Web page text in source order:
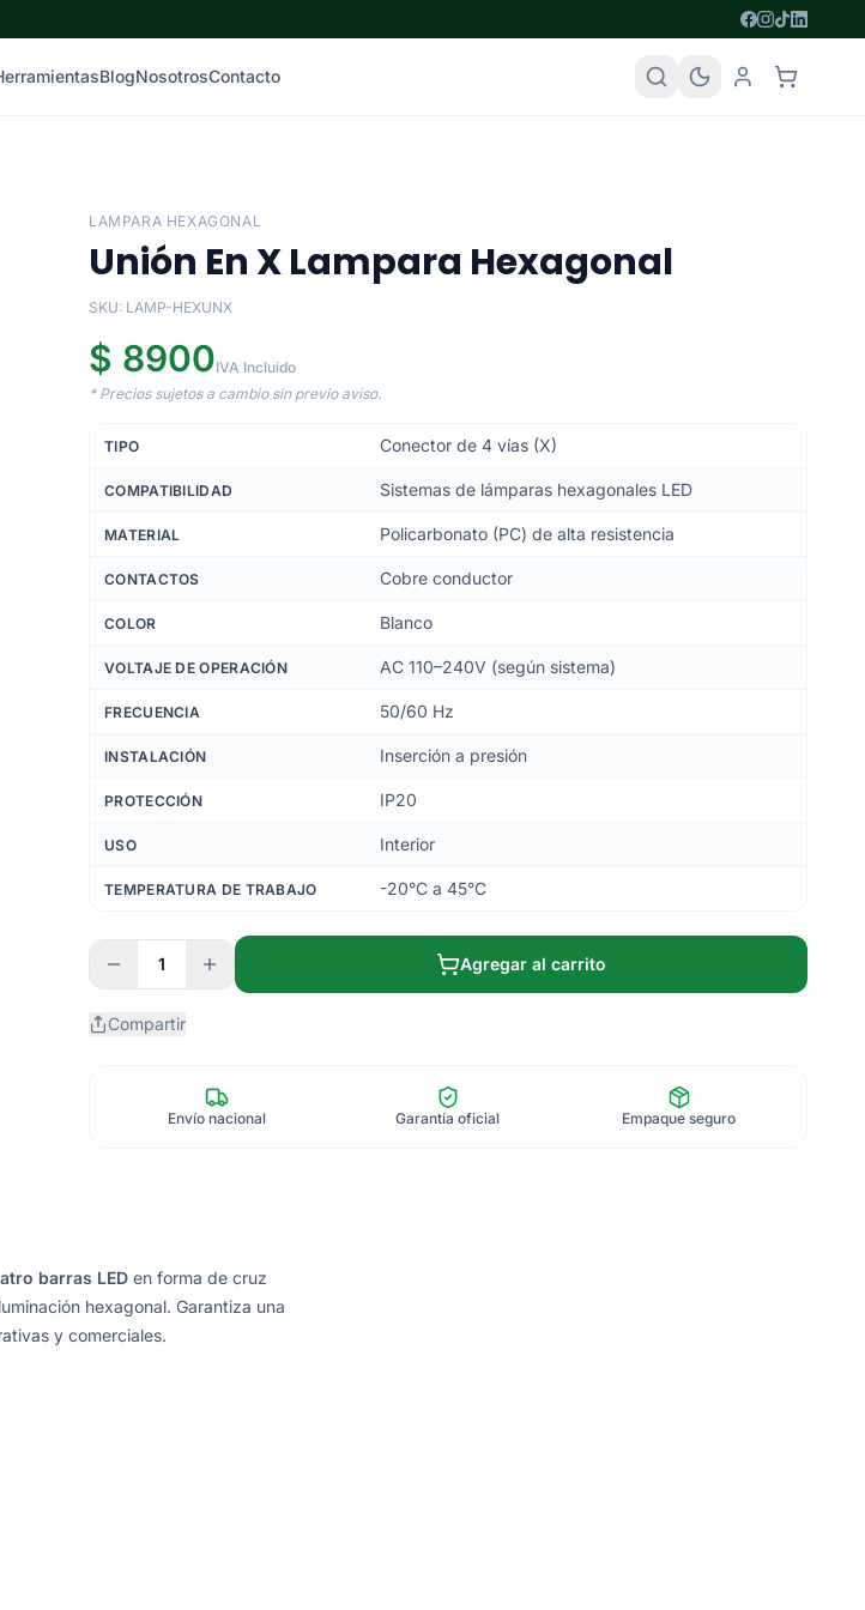
BlogNosotrosContacto
LAMPARA HEXAGONAL
Unión En X Lampara Hexagonal
SKU: LAMP-HEXUNX
$ 8900IVA Incluido
* Precios sujetos a cambio sin previo aviso.
TIPO Conector de 4 vías (X)
COMPATIBILIDAD Sistemas de lámparas hexagonales LED
MATERIAL Policarbonato (PC) de alta resistencia
CONTACTOS Cobre conductor
COLOR Blanco
VOLTAJE DE OPERACIÓN AC 110–240V (según sistema)
FRECUENCIA 50/60 Hz
INSTALACIÓN Inserción a presión
PROTECCIÓN IP20
USO Interior
TEMPERATURA DE TRABAJO -20°C a 45°C
1 Agregar al carrito
Compartir
Envío nacional Garantía oficial Empaque seguro
barras LED en forma de cruz
hexagonal. Garantiza una
y comerciales.